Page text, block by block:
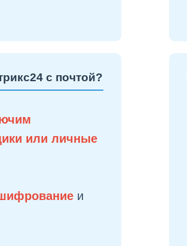
с почтой?
или личные
и